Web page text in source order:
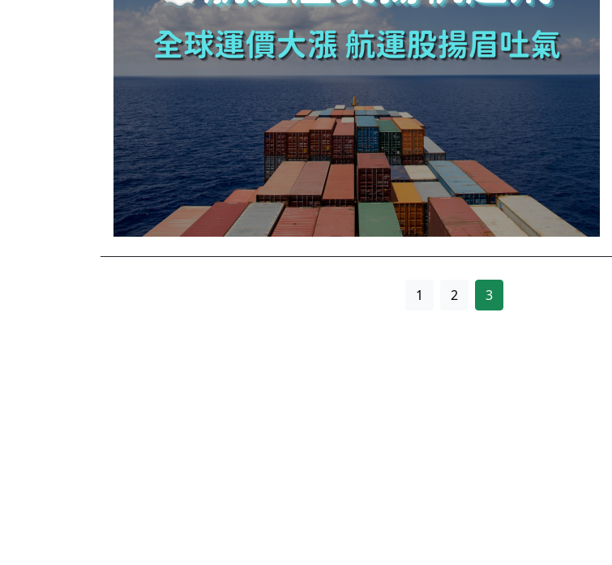
1 2 3